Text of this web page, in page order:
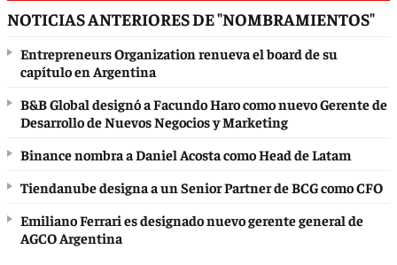
NOTICIAS ANTERIORES DE "NOMBRAMIENTOS"
Entrepreneurs Organization renueva el board de su
capítulo en Argentina
B&B Global designó a Facundo Haro como nuevo Gerente de
Desarrollo de Nuevos Negocios y Marketing
Binance nombra a Daniel Acosta como Head de Latam
Tiendanube designa a un Senior Partner de BCG como CFO
Emiliano Ferrari es designado nuevo gerente general de
AGCO Argentina